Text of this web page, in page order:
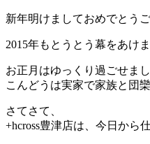
新年明けましておめでとう
2015年もとうとう幕をあけ
お正月はゆっくり過ごせま
こんどうは実家で家族と団
さてさて、
+hcross豊津店は、今日から